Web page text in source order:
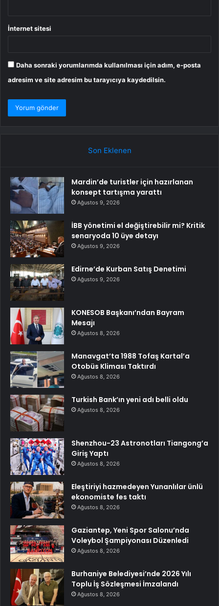
İnternet sitesi
Daha sonraki yorumlarımda kullanılması için adım, e-posta
adresim ve site adresim bu tarayıcıya kaydedilsin.
Son Eklenen
Mardin’de turistler için hazırlanan
konsept tartışma yarattı
Ağustos 9, 2026
İBB yönetimi el değiştirebilir mi? Kritik
senaryoda 10 üye detayı
Ağustos 9, 2026
Edirne’de Kurban Satış Denetimi
Ağustos 9, 2026
KONESOB Başkanı’ndan Bayram
Mesajı
Ağustos 8, 2026
Manavgat’ta 1988 Tofaş Kartal’a
Otobüs Kliması Taktırdı
Ağustos 8, 2026
Turkish Bank’ın yeni adı belli oldu
Ağustos 8, 2026
Shenzhou-23 Astronotları Tiangong’a
Giriş Yaptı
Ağustos 8, 2026
Eleştiriyi hazmedeyen Yunanlılar ünlü
ekonomiste fes taktı
Ağustos 8, 2026
Gaziantep, Yeni Spor Salonu’nda
Voleybol Şampiyonası Düzenledi
Ağustos 8, 2026
Burhaniye Belediyesi’nde 2026 Yılı
Toplu İş Sözleşmesi İmzalandı
Ağustos 8, 2026